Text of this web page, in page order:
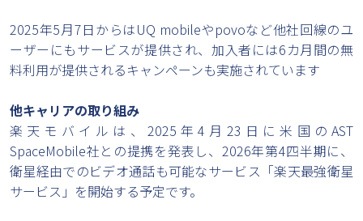
2025年5月7日からはUQ mobileやpovoなど他社回線のユ
ーザーにもサービスが提供され、加入者には6カ月間の無
料利用が提供されるキャンペーンも実施されています
他キャリアの取り組み
楽天モバイルは、2025年4月23日に米国のAST
SpaceMobile社との提携を発表し、2026年第4四半期に、
衛星経由でのビデオ通話も可能なサービス「楽天最強衛星
サービス」を開始する予定です。